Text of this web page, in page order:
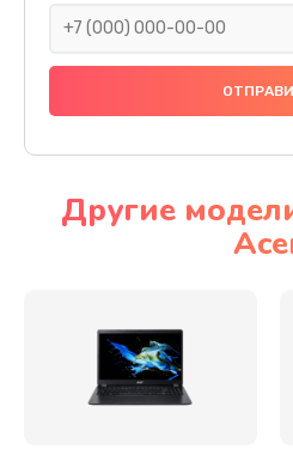
Ремонт
Настройка
Замена
Другие